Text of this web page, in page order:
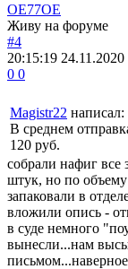
OE77OE
Живу на форуме
#4
20:15:19 24.11.2020
0 0
Magistr22 написал:
В среднем
120 руб.
собрали нафиг все
штук, но по
запаковали в
вложили опись -
в суде немного
вынесли...нам